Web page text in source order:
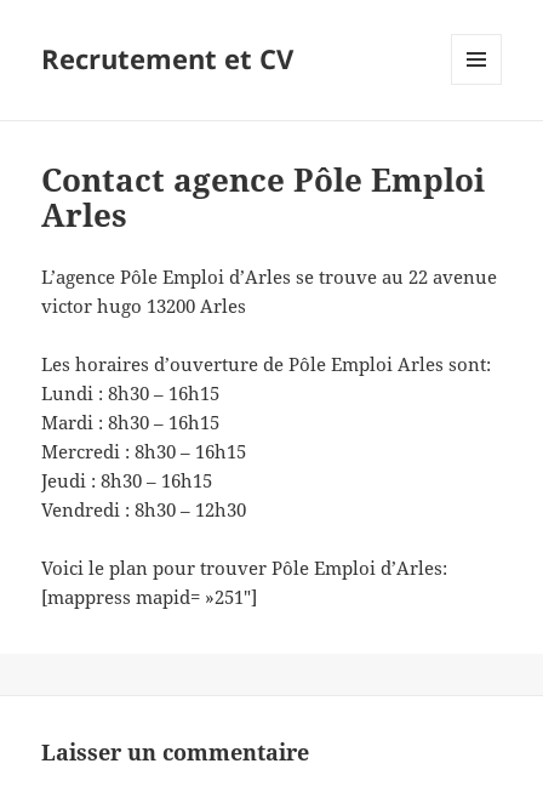
Recrutement et CV
Contact agence Pôle Emploi
Arles
L’agence Pôle Emploi d’Arles se trouve au 22 avenue
victor hugo 13200 Arles
Les horaires d’ouverture de Pôle Emploi Arles sont:
Lundi : 8h30 – 16h15
Mardi : 8h30 – 16h15
Mercredi : 8h30 – 16h15
Jeudi : 8h30 – 16h15
Vendredi : 8h30 – 12h30
Voici le plan pour trouver Pôle Emploi d’Arles:
[mappress mapid= »251″]
Laisser un commentaire